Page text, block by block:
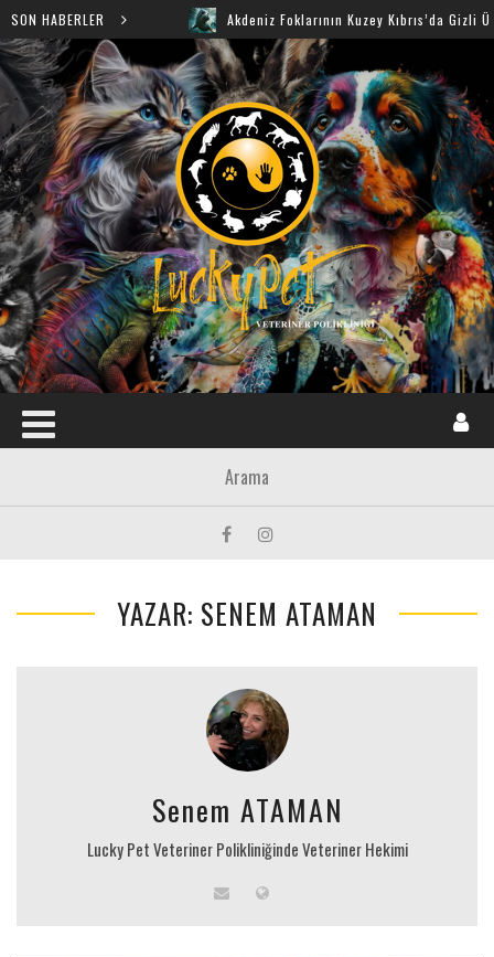
SON HABERLER Akdeniz Foklarının Kuzey Kıbrıs’da Gizli
YAZAR: SENEM ATAMAN
Senem ATAMAN
Lucky Pet Veteriner Polikliniğinde Veteriner Hekimi